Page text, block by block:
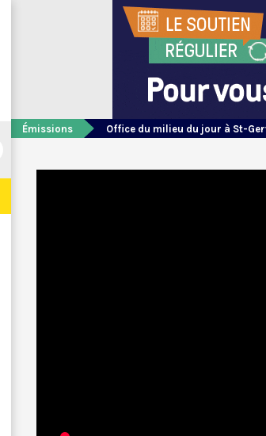
Émissions Office du milieu du jour à St-